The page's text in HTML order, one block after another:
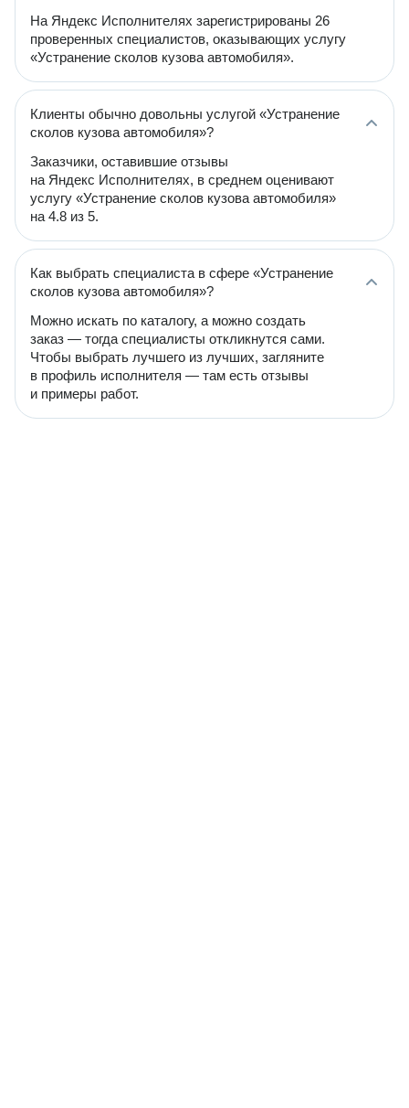
На Яндекс Исполнителях зарегистрированы 26
проверенных специалистов, оказывающих услугу
«Устранение сколов кузова автомобиля».
Клиенты обычно довольны услугой «Устранение
сколов кузова автомобиля»?
Заказчики, оставившие отзывы
на Яндекс Исполнителях, в среднем оценивают
услугу «Устранение сколов кузова автомобиля»
на 4.8 из 5.
Как выбрать специалиста в сфере «Устранение
сколов кузова автомобиля»?
Можно искать по каталогу, а можно создать
заказ — тогда специалисты откликнутся сами.
Чтобы выбрать лучшего из лучших, загляните
в профиль исполнителя — там есть отзывы
и примеры работ.